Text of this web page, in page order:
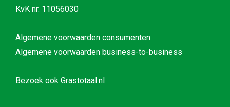
KvK nr. 11056030
Algemene voorwaarden consumenten
Algemene voorwaarden business-to-business
Bezoek ook Grastotaal.nl